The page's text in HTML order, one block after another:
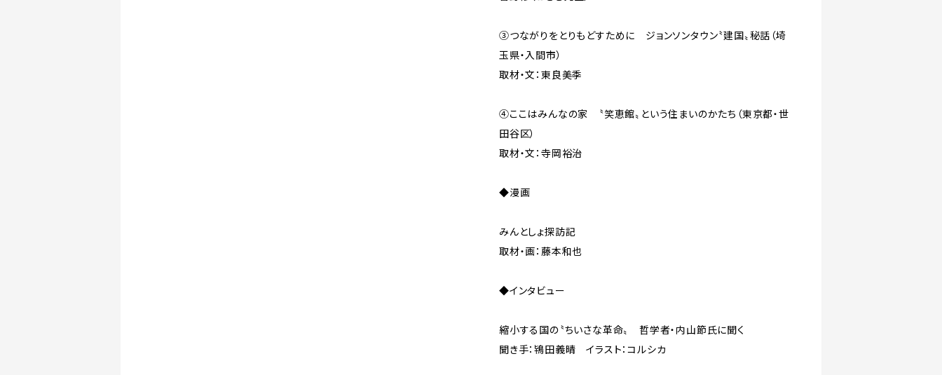
③つながりをとりもどすために ジョンソンタウン〝建国〟秘話（埼
玉県・入間市）
取材・文：東良美季
④ここはみんなの家 〝笑恵館〟という住まいのかたち（東京都・世
田谷区）
取材・文：寺岡裕治
◆漫画
みんとしょ探訪記
取材・画：藤本和也
◆インタビュー
縮小する国の〝ちいさな革命〟 哲学者・内山節氏に聞く
聞き手：鴇田義晴 イラスト：コルシカ